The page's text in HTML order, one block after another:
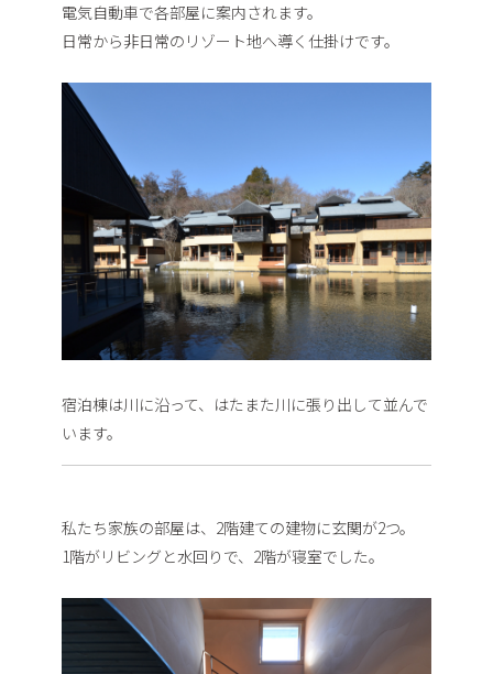
電気自動車で各部屋に案内されます。
日常から非日常のリゾート地へ導く仕掛けです。
宿泊棟は川に沿って、はたまた川に張り出して並んで
います。
私たち家族の部屋は、2階建ての建物に玄関が2つ。
1階がリビングと水回りで、2階が寝室でした。